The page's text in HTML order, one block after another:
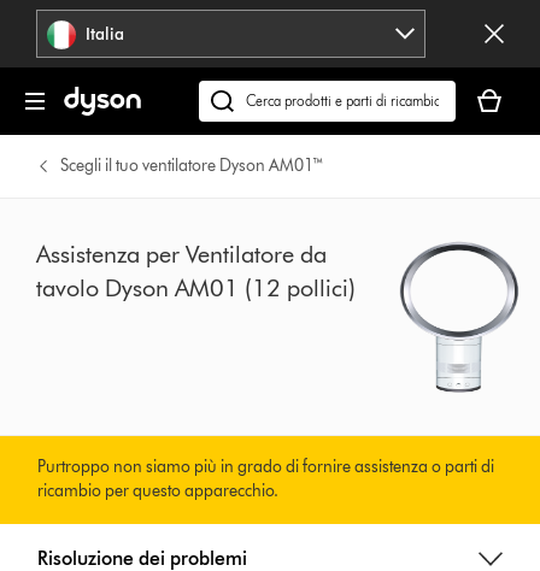
navigazione Italia
Cerca
su
dyson.it
carrello
è
Scegli il tuo ventilatore Dyson AM01™
Assistenza per Ventilatore da
tavolo Dyson AM01 (12 pollici)
Purtroppo non siamo più in grado di fornire assistenza o parti di
ricambio per questo apparecchio.
Risoluzione dei problemi